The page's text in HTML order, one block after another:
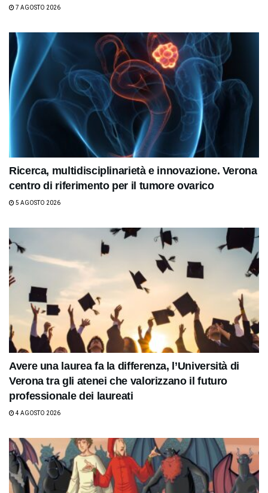
7 AGOSTO 2026
Ricerca, multidisciplinarietà e innovazione. Verona
centro di riferimento per il tumore ovarico
5 AGOSTO 2026
Avere una laurea fa la differenza, l’Università di
Verona tra gli atenei che valorizzano il futuro
professionale dei laureati
4 AGOSTO 2026